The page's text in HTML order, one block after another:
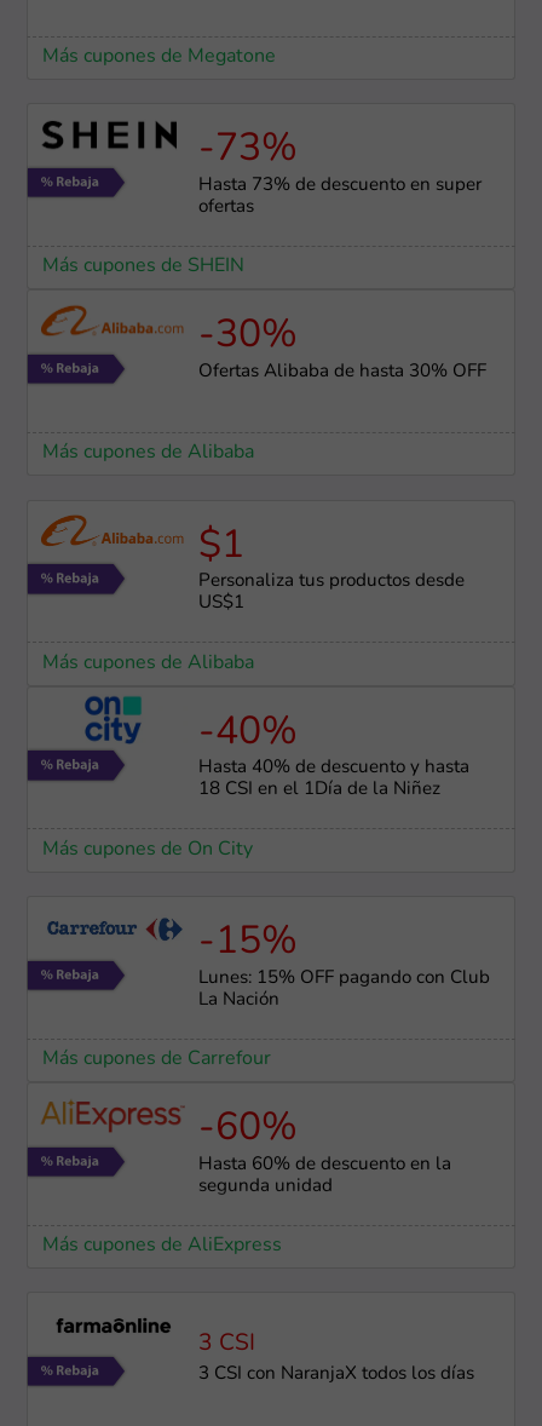
Más cupones de Megatone
-73%
Hasta 73% de descuento en super
ofertas
Más cupones de SHEIN
-30%
Ofertas Alibaba de hasta 30% OFF
Más cupones de Alibaba
$1
Personaliza tus productos desde
US$1
Más cupones de Alibaba
-40%
Hasta 40% de descuento y hasta
18 CSI en el 1Día de la Niñez
Más cupones de On City
-15%
Lunes: 15% OFF pagando con Club
La Nación
Más cupones de Carrefour
-60%
Hasta 60% de descuento en la
segunda unidad
Más cupones de AliExpress
3 CSI
3 CSI con NaranjaX todos los días